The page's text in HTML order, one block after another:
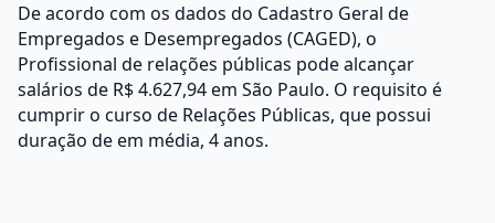
De acordo com os dados do Cadastro Geral de
Empregados e Desempregados (CAGED), o
Profissional de relações públicas pode alcançar
salários de R$ 4.627,94 em São Paulo. O requisito é
cumprir o curso de Relações Públicas, que possui
duração de em média, 4 anos.